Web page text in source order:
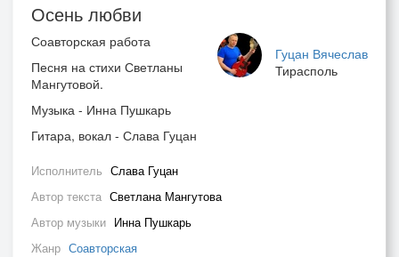
Осень любви
Гуцан Вячеслав
Тирасполь
Соавторская работа
Песня на стихи Светланы
Мангутовой.
Музыка - Инна Пушкарь
Гитара, вокал - Слава Гуцан
Исполнитель Слава Гуцан
Автор текста Светлана Мангутова
Автор музыки Инна Пушкарь
Жанр Соавторская